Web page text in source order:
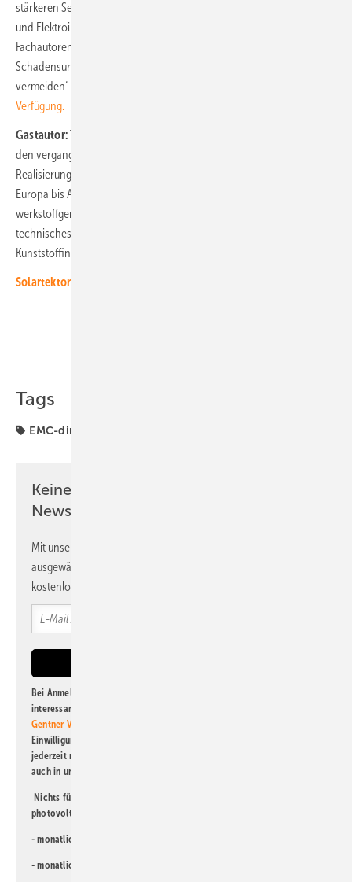
stärkeren Sensibilisierung für hohe Qualitätsstandard in der Montage
und Elektroinstallation von PV-Anlagen beizutragen, haben
Fachautoren für EMC-direct das Whitepaper „Häufige
Schadensursachen an Photovoltaikanlagen kennen – und
vermeiden“ erstellt.
Verfügung.
Gastautor: Thaddäus Nagy
den vergangenen Jahren begleitete er mit seinem Team die
Realisierung dutzender Großprojekte (mehr als 100 Megawatt) von
Europa bis Australien. Er publiziert regelmäßig zu den Themen
werkstoffgerechtes Kabelmanagement und Kabelschutz, um
technisches Materialwissen aus seinen beruflichen Stationen in der
Kunststoffindustrie für die Solarbranche zu übersetzen.
Solartektor: Fehler schnell finden
Tags
EMC-direct
Keine Zeit? Kein Problem mit dem PV
Newsletter!
Mit unserem Newsletter erhalten Sie regelmäßig von uns
ausgewählte Informationen und Neuigkeiten, gebündelt und
kostenlos direkt ins Postfach.
Bei Anmeldung zu diesem Newsletter bin ich damit einverstanden, über
interessante Verlags- und Online-Angebote
Gentner Verlag GmbH & Co. KG
Einwilligung kann ich jederzeit widerrufen und eine Abmeldung ist
jederzeit möglich. Informationen zum Umgang mit Daten finden Sie
auch in unserer
Nichts für Sie dabei? Dann lesen Sie doch einen unserer weiteren
photovoltaik-Newsletter!
- monatlicher
- monatlicher